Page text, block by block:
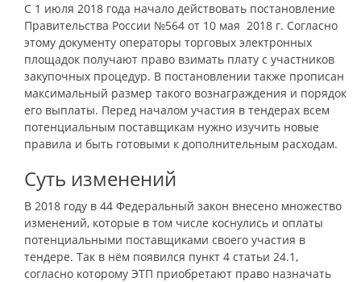
С 1 июля 2018 года начало действовать постановление
Правительства России №564 от 10 мая 2018 г. Согласно
этому документу операторы торговых электронных
площадок получают право взимать плату с участников
закупочных процедур. В постановлении также прописан
максимальный размер такого вознаграждения и порядок
его выплаты. Перед началом участия в тендерах всем
потенциальным поставщикам нужно изучить новые
правила и быть готовыми к дополнительным расходам.
Суть изменений
В 2018 году в 44 Федеральный закон внесено множество
изменений, которые в том числе коснулись и оплаты
потенциальными поставщиками своего участия в
тендере. Так в нём появился пункт 4 статьи 24.1,
согласно которому ЭТП приобретают право назначать